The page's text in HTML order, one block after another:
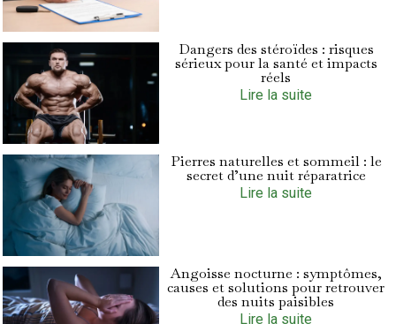
Dangers des stéroïdes : risques
sérieux pour la santé et impacts
réels
Lire la suite
Pierres naturelles et sommeil : le
secret d’une nuit réparatrice
Lire la suite
Angoisse nocturne : symptômes,
causes et solutions pour retrouver
des nuits paisibles
Lire la suite